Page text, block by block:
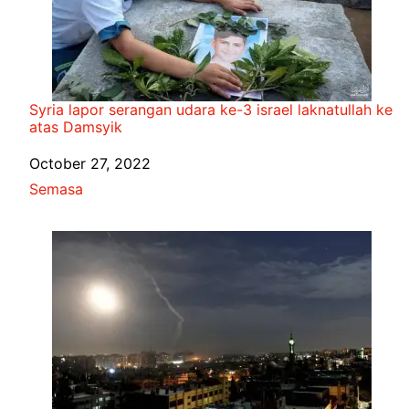
Syria lapor serangan udara ke-3 israel laknatullah ke
atas Damsyik
Date
October 27, 2022
In relation to
Semasa